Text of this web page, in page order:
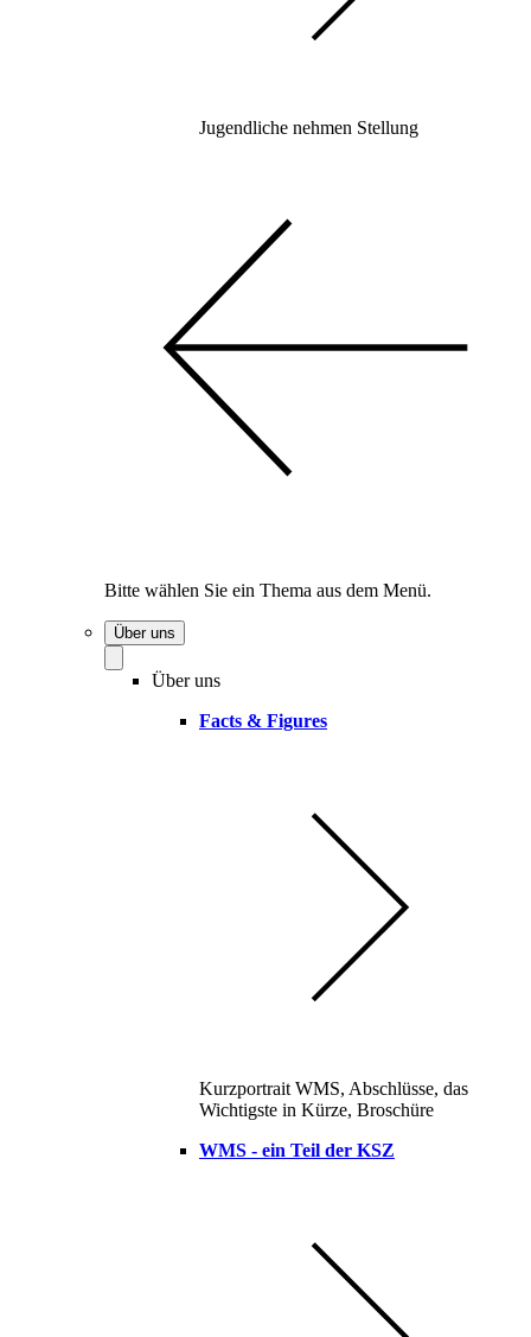
Jugendliche nehmen Stellung
Bitte wählen Sie ein Thema aus dem Menü.
Über uns
Über uns
Facts & Figures
Kurzportrait WMS, Abschlüsse, das
Wichtigste in Kürze, Broschüre
WMS - ein Teil der KSZ